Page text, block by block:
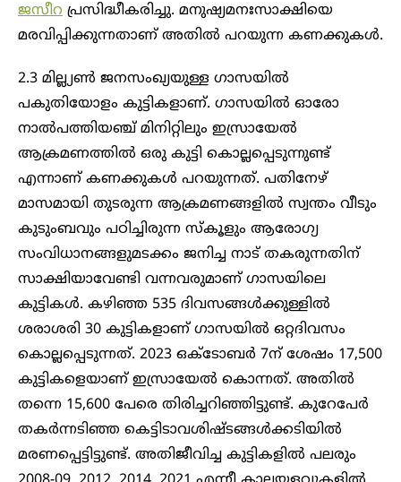
ജസീറ പ്രസിദ്ധീകരിച്ചു. മനുഷ്യമനഃസാക്ഷിയെ
മരവിപ്പിക്കുന്നതാണ് അതിൽ പറയുന്ന കണക്കുകൾ.
2.3 മില്ല്യൺ ജനസംഖ്യയുള്ള ഗാസയിൽ
പകുതിയോളം കുട്ടികളാണ്. ഗാസയിൽ ഓരോ
നാൽപത്തിയഞ്ച് മിനിറ്റിലും ഇസ്രായേൽ
ആക്രമണത്തിൽ ഒരു കുട്ടി കൊല്ലപ്പെടുന്നുണ്ട്
എന്നാണ് കണക്കുകൾ പറയുന്നത്. പതിനേഴ്
മാസമായി തുടരുന്ന ആക്രമണങ്ങളിൽ സ്വന്തം വീടും
കുടുംബവും പഠിച്ചിരുന്ന സ്കൂളും ആരോഗ്യ
സംവിധാനങ്ങളുമടക്കം ജനിച്ച നാട് തകരുന്നതിന്
സാക്ഷിയാവേണ്ടി വന്നവരുമാണ് ഗാസയിലെ
കുട്ടികൾ. കഴിഞ്ഞ 535 ദിവസങ്ങൾക്കുള്ളിൽ
ശരാശരി 30 കുട്ടികളാണ് ഗാസയിൽ ഒറ്റദിവസം
കൊല്ലപ്പെടുന്നത്. 2023 ഒക്ടോബർ 7ന് ശേഷം 17,500
കുട്ടികളെയാണ് ഇസ്രായേൽ കൊന്നത്. അതിൽ
തന്നെ 15,600 പേരെ തിരിച്ചറിഞ്ഞിട്ടുണ്ട്. കുറേപേർ
തകർന്നടിഞ്ഞ കെട്ടിടാവശിഷ്ടങ്ങൾക്കടിയിൽ
മരണപ്പെട്ടിട്ടുണ്ട്. അതിജീവിച്ച കുട്ടികളിൽ പലരും